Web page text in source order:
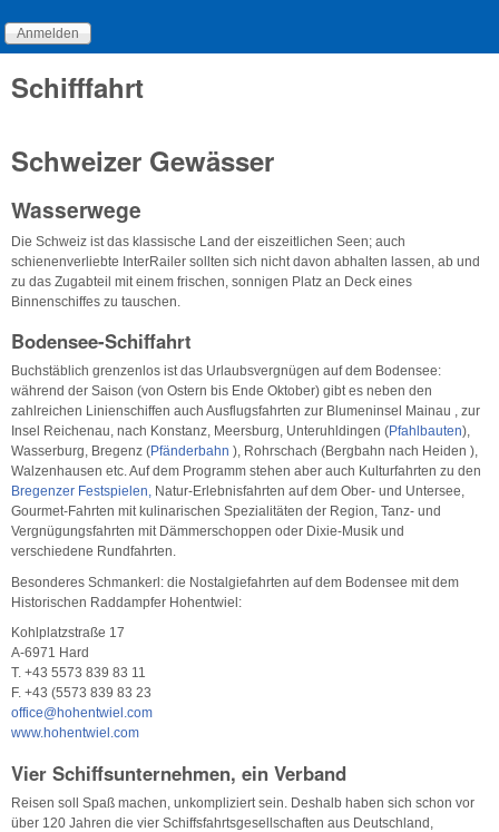
Schifffahrt
Schweizer Gewässer
Wasserwege
Die Schweiz ist das klassische Land der eiszeitlichen Seen; auch
schienenverliebte InterRailer sollten sich nicht davon abhalten lassen, ab und
zu das Zugabteil mit einem frischen, sonnigen Platz an Deck eines
Binnenschiffes zu tauschen.
Bodensee-Schiffahrt
Buchstäblich grenzenlos ist das Urlaubsvergnügen auf dem Bodensee:
während der Saison (von Ostern bis Ende Oktober) gibt es neben den
zahlreichen Linienschiffen auch Ausflugsfahrten zur Blumeninsel Mainau , zur
Insel Reichenau, nach Konstanz, Meersburg, Unteruhldingen (Pfahlbauten),
Wasserburg, Bregenz (Pfänderbahn ), Rohrschach (Bergbahn nach Heiden ),
Walzenhausen etc. Auf dem Programm stehen aber auch Kulturfahrten zu den
Bregenzer Festspielen, Natur-Erlebnisfahrten auf dem Ober- und Untersee,
Gourmet-Fahrten mit kulinarischen Spezialitäten der Region, Tanz- und
Vergnügungsfahrten mit Dämmerschoppen oder Dixie-Musik und
verschiedene Rundfahrten.
Besonderes Schmankerl: die Nostalgiefahrten auf dem Bodensee mit dem
Historischen Raddampfer Hohentwiel:
Kohlplatzstraße 17
A-6971 Hard
T. +43 5573 839 83 11
F. +43 (5573 839 83 23
office@hohentwiel.com
www.hohentwiel.com
Vier Schiffsunternehmen, ein Verband
Reisen soll Spaß machen, unkompliziert sein. Deshalb haben sich schon vor
über 120 Jahren die vier Schiffsfahrtsgesellschaften aus Deutschland,